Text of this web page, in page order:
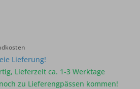
Lieferung!
Lieferzeit ca. 1-3 Werktage
zu Lieferengpässen kommen!